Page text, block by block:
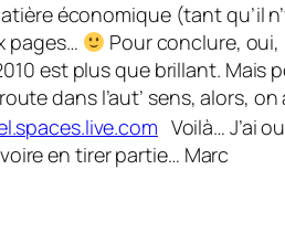
économique (tant qu’il
pages…
Pour conclure, oui,
est plus que brillant.
dans l’aut’ sens, alors,
Voilà… J’ai
en tirer partie… Marc